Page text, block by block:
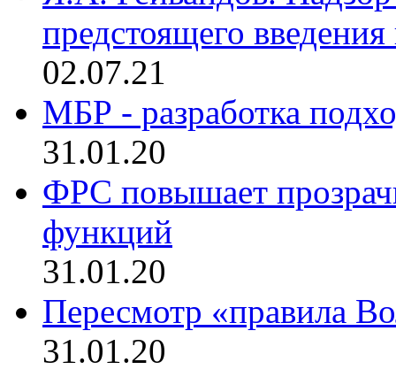
предстоящего
02.07.21
МБР - разработка
31.01.20
ФРС повышает
функций
31.01.20
Пересмотр «правила
31.01.20